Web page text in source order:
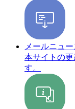
メールニュ
本サイトの
す。